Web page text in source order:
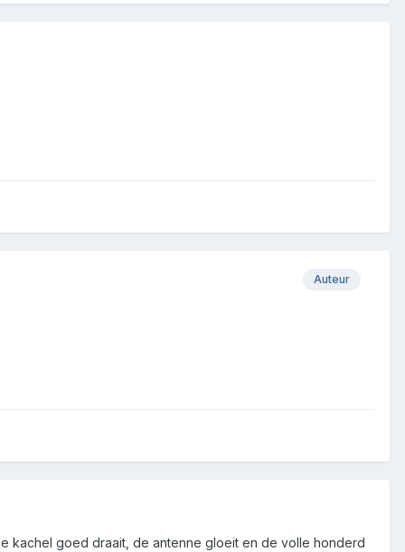
Auteur
kachel goed draait, de antenne gloeit en de volle honderd